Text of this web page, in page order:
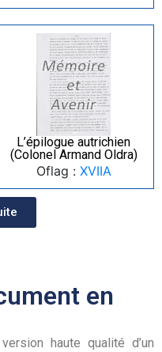
L’épilogue autrichien
(Colonel Armand Oldra)
Oflag : XVIIA
en
haute qualité d’un